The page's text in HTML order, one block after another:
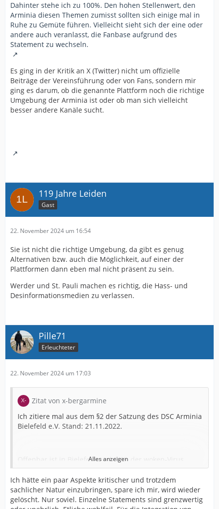
Dahinter stehe ich zu 100%. Den hohen Stellenwert, den
Arminia diesen Themen zumisst sollten sich einige mal in
Ruhe zu Gemüte führen. Vielleicht sieht sich der eine oder
andere auch veranlasst, die Fanbase aufgrund des
Statement zu wechseln.
Es ging in der Kritik an X (Twitter) nicht um offizielle
Beiträge der Vereinsführung oder von Fans, sondern mir
ging es darum, ob die genannte Plattform noch die richtige
Umgebung der Arminia ist oder ob man sich vielleicht
besser andere Kanäle sucht.
119 Jahre Leiden
Gast
22. November 2024 um 16:54
Sie ist nicht die richtige Umgebung, da gibt es genug
Alternativen bzw. auch die Möglichkeit, auf einer der
Plattformen dann eben mal nicht präsent zu sein.
Werder und St. Pauli machen es richtig, die Hass- und
Desinformationsmedien zu verlassen.
Pille71
Erleuchteter
22. November 2024 um 17:03
Zitat von x-bergarmine
Ich zitiere mal aus dem §2 der Satzung des DSC Arminia
Bielefeld e.V. Stand: 21.11.2022.
Offenbar ist in Bielefeld und OWL der woken-Virus
ausgebrochen. Interessant ist nämlich auch, was der
Verein zum Thema "VerantwortungVielfalt verlautbaren
ließ:
Verantwortung/Vielfalt
Alles anzeigen
Ich hätte ein paar Aspekte kritischer und trotzdem
sachlicher Natur einzubringen, spare ich mir, wird wieder
gelöscht. Nur soviel. Einzelne Statements sind grenzwertig